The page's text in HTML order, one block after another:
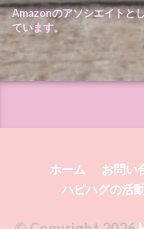
Amazonのアソシエイトと
ています。
ホーム お問い
ハピハグの活